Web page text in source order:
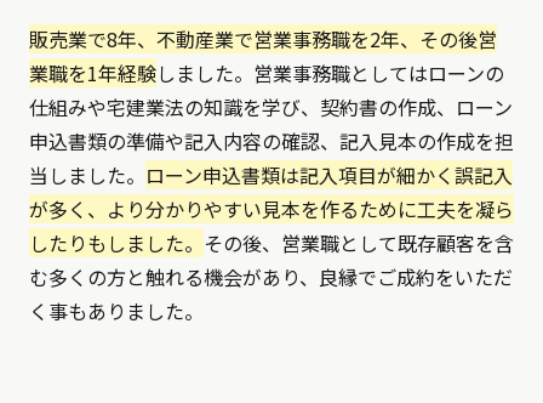
販売業で8年、不動産業で営業事務職を2年、その後営
業職を1年経験しました。営業事務職としてはローンの
仕組みや宅建業法の知識を学び、契約書の作成、ローン
申込書類の準備や記入内容の確認、記入見本の作成を担
当しました。 ローン申込書類は記入項目が細かく誤記入
が多く、より分かりやすい見本を作るために工夫を凝ら
したりもしました。 その後、営業職として既存顧客を含
む多くの方と触れる機会があり、良縁でご成約をいただ
く事もありました。